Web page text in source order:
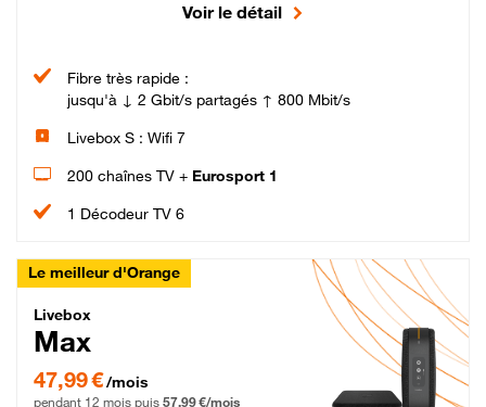
Voir le détail
Fibre très rapide :
jusqu'à ↓ 2 Gbit/s partagés ↑ 800 Mbit/s
Livebox S : Wifi 7
200 chaînes TV + Eurosport 1
1 Décodeur TV 6
Le meilleur d'Orange
Livebox Max Fibre
Livebox
Max
47,99 € par mois pendant 12 mois puis 57,99 € par mois, Engagement 12 mois
47,99 €/mois
pendant 12 mois puis 57,99 €/mois